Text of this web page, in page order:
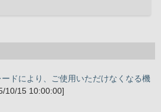
ドにより、ご使用いただけなくなる機
10/15 10:00:00]